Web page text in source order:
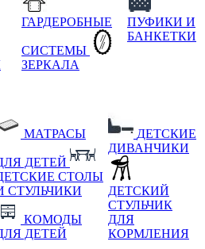
ГАРДЕРОБНЫЕ
СИСТЕМЫ
ЗЕРКАЛА
ПУФИКИ И
БАНКЕТКИ
МАТРАСЫ
ДЕТЕЙ
СТОЛЫ
СТУЛЬЧИКИ
КОМОДЫ
ДЕТЕЙ
ДЕТСКИЕ
ДИВАНЧИКИ
ДЕТСКИЙ
СТУЛЬЧИК
ДЛЯ
КОРМЛЕНИЯ